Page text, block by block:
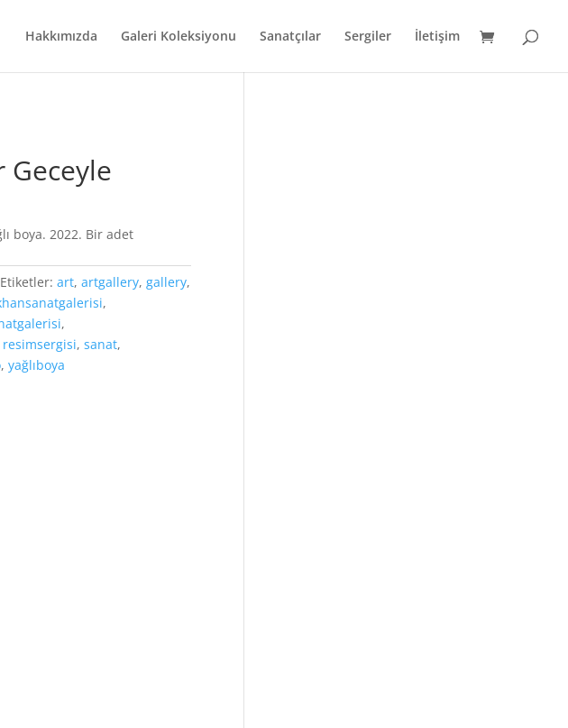
Hakkımızda Galeri Koleksiyonu Sanatçılar Sergiler İletişim
Geceyle
boya. 2022. Bir adet
Etiketler:art,artgallery,gallery,
,
,
resimsergisi,sanat,
,yağlıboya